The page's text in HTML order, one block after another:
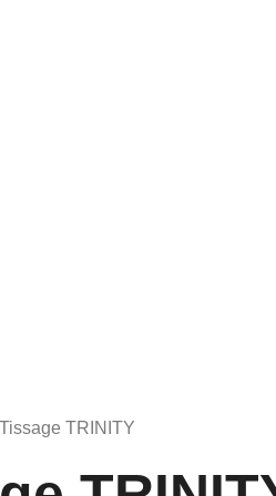
TRINITY